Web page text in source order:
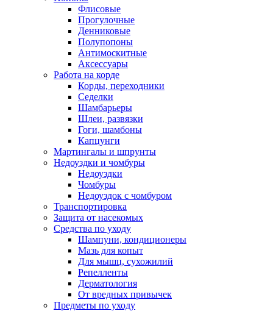
Флисовые
Прогулочные
Денниковые
Полупопоны
Антимоскитные
Аксессуары
Работа на корде
Корды, переходники
Седелки
Шамбарьеры
Шлеи, развязки
Гоги, шамбоны
Капцунги
Мартингалы и шпрунты
Недоуздки и чомбуры
Недоуздки
Чомбуры
Недоуздок с чомбуром
Транспортировка
Защита от насекомых
Средства по уходу
Шампуни, кондиционеры
Мазь для копыт
Для мышц, сухожилий
Репелленты
Дерматология
От вредных привычек
Предметы по уходу